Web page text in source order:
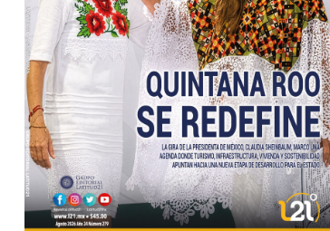
Tecnológico de Monterrey
3 agosto, 2026
Promoción turística con visión
1 abril, 2026